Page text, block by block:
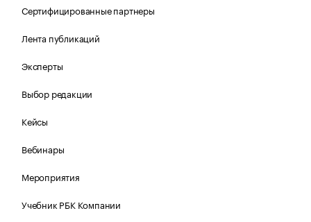
Сертифицированные партнеры
Лента публикаций
Эксперты
Выбор редакции
Кейсы
Вебинары
Мероприятия
Учебник РБК Компании